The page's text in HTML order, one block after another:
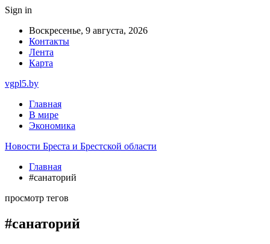
Sign in
Воскресенье, 9 августа, 2026
Контакты
Лента
Карта
vgpl5.by
Главная
В мире
Экономика
Новости Бреста и Брестской области
Главная
#санаторий
просмотр тегов
#санаторий